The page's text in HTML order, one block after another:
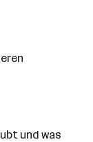
und was